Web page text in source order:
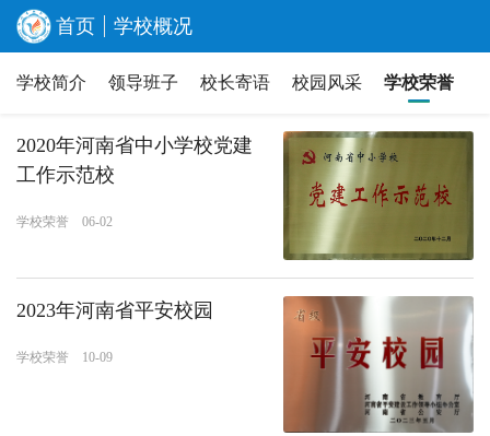
首页 学校概况
学校简介 领导班子 校长寄语 校园风采 学校荣誉
开物成务、至臻至善
2020年河南省中小学校党建
工作示范校
学校荣誉 06-02
2023年河南省平安校园
学校荣誉 10-09